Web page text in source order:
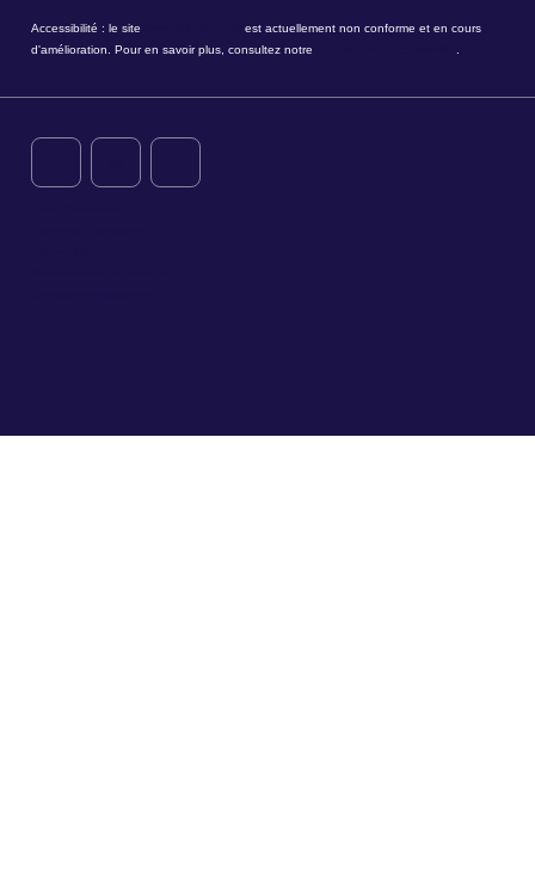
Accessibilité : le site
est actuellement non conforme et en cours
d'amélioration. Pour en savoir plus, consultez notre